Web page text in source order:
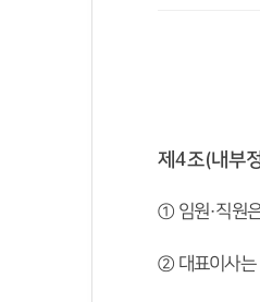
제4조(내부
① 임원·직원
② 대표이사는